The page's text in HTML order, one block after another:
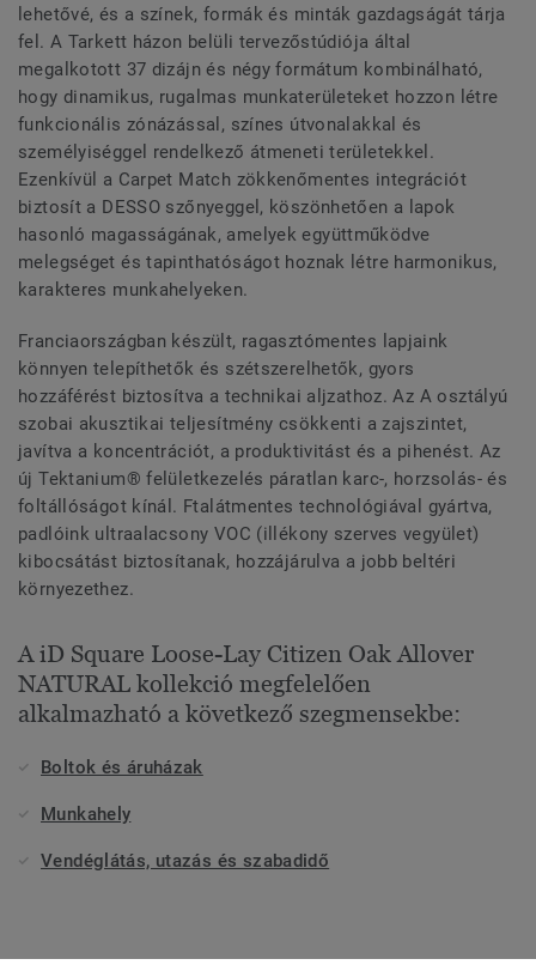
lehetővé, és a színek, formák és minták gazdagságát tárja
fel. A Tarkett házon belüli tervezőstúdiója által
megalkotott 37 dizájn és négy formátum kombinálható,
hogy dinamikus, rugalmas munkaterületeket hozzon létre
funkcionális zónázással, színes útvonalakkal és
személyiséggel rendelkező átmeneti területekkel.
Ezenkívül a Carpet Match zökkenőmentes integrációt
biztosít a DESSO szőnyeggel, köszönhetően a lapok
hasonló magasságának, amelyek együttműködve
melegséget és tapinthatóságot hoznak létre harmonikus,
karakteres munkahelyeken.
Franciaországban készült, ragasztómentes lapjaink
könnyen telepíthetők és szétszerelhetők, gyors
hozzáférést biztosítva a technikai aljzathoz. Az A osztályú
szobai akusztikai teljesítmény csökkenti a zajszintet,
javítva a koncentrációt, a produktivitást és a pihenést. Az
új Tektanium® felületkezelés páratlan karc-, horzsolás- és
foltállóságot kínál. Ftalátmentes technológiával gyártva,
padlóink ultraalacsony VOC (illékony szerves vegyület)
kibocsátást biztosítanak, hozzájárulva a jobb beltéri
környezethez.
A iD Square Loose-Lay Citizen Oak Allover
NATURAL kollekció megfelelően
alkalmazható a következő szegmensekbe:
Boltok és áruházak
Munkahely
Vendéglátás, utazás és szabadidő